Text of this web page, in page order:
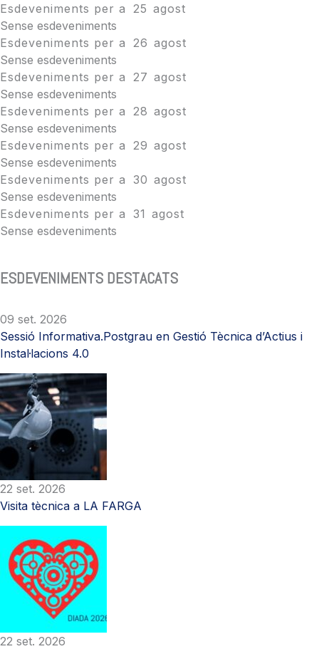
Esdeveniments per a
25 agost
Sense esdeveniments
Esdeveniments per a
26 agost
Sense esdeveniments
Esdeveniments per a
27 agost
Sense esdeveniments
Esdeveniments per a
28 agost
Sense esdeveniments
Esdeveniments per a
29 agost
Sense esdeveniments
Esdeveniments per a 30 agost
Sense esdeveniments
Esdeveniments per a 31 agost
Sense esdeveniments
ESDEVENIMENTS DESTACATS
09 set. 2026
Sessió Informativa.Postgrau en Gestió Tècnica d’Actius i
Instal·lacions 4.0
22 set. 2026
Visita tècnica a LA FARGA
22 set. 2026